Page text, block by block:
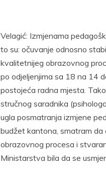
Velagić: Izmjenama
to su: očuvanje odnosno
kvalitetnijeg obrazovnog
po odjeljenjima sa 18 na 14
postojeća radna mjesta.
stručnog saradnika
ugla posmatranja izmjene
budžet kantona, smatram da
obrazovnog procesa i
Ministarstva bila da se